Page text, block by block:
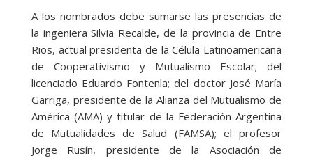
A los nombrados debe sumarse las presencias de
la ingeniera Silvia Recalde, de la provincia de Entre
Rios, actual presidenta de la Célula Latinoamericana
de Cooperativismo y Mutualismo Escolar; del
licenciado Eduardo Fontenla; del doctor José María
Garriga, presidente de la Alianza del Mutualismo de
América (AMA) y titular de la Federación Argentina
de Mutualidades de Salud (FAMSA); el profesor
Jorge Rusín, presidente de la Asociación de